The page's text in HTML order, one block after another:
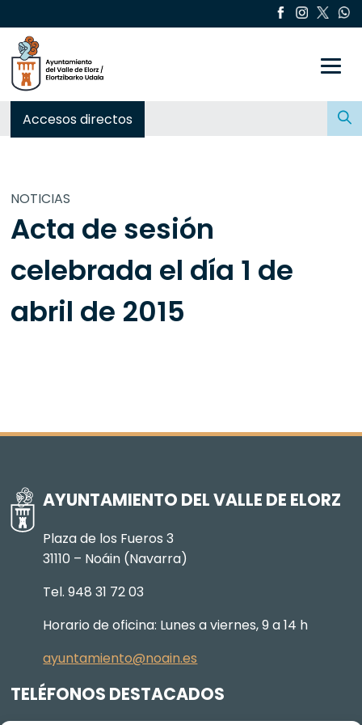
Accesos directos
Buscar:
NOTICIAS
Acta de sesión
celebrada el día 1 de
abril de 2015
AYUNTAMIENTO DEL VALLE DE ELORZ
Plaza de los Fueros 3
31110 – Noáin (Navarra)
Tel. 948 31 72 03
Horario de oficina: Lunes a viernes, 9 a 14 h
ayuntamiento@noain.es
TELÉFONOS DESTACADOS